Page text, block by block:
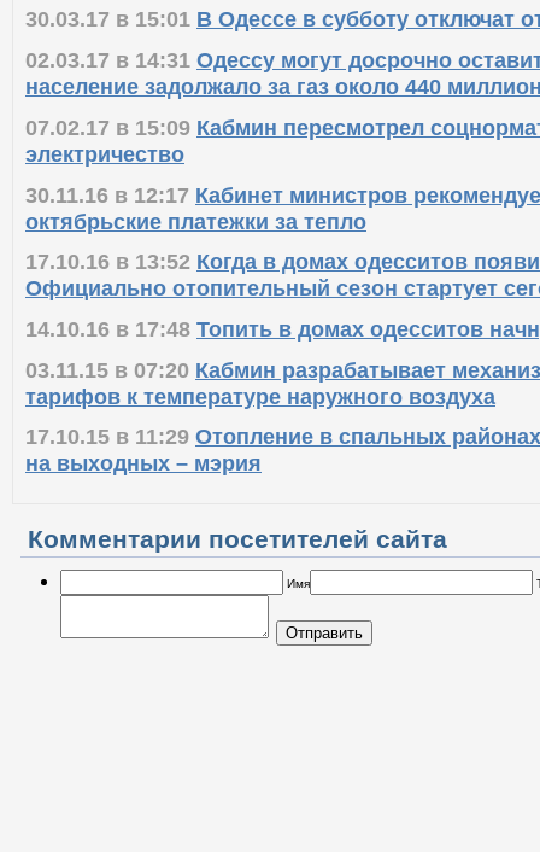
30.03.17 в 15:01 В Одессе в субботу отключат
02.03.17 в 14:31 Одессу могут досрочно
население задолжало за газ около 440
07.02.17 в 15:09 Кабмин пересмотрел
электричество
30.11.16 в 12:17 Кабинет министров
октябрьские платежки за тепло
17.10.16 в 13:52 Когда в домах одесситов
Официально отопительный сезон стартует
14.10.16 в 17:48 Топить в домах одесситов
03.11.15 в 07:20 Кабмин разрабатывает
тарифов к температуре наружного воздуха
17.10.15 в 11:29 Отопление в спальных
на выходных – мэрия
Комментарии посетителей сайта
Имя
Отправить